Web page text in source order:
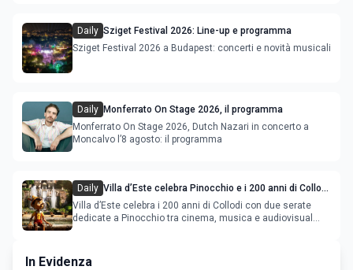
Daily Sziget Festival 2026: Line-up e programma
Sziget Festival 2026 a Budapest: concerti e novità musicali
Daily Monferrato On Stage 2026, il programma
Monferrato On Stage 2026, Dutch Nazari in concerto a
Moncalvo l’8 agosto: il programma
Daily Villa d’Este celebra Pinocchio e i 200 anni di Collodi
con cinema, musica e audiovisual mapping
Villa d’Este celebra i 200 anni di Collodi con due serate
dedicate a Pinocchio tra cinema, musica e audiovisual
In Evidenza